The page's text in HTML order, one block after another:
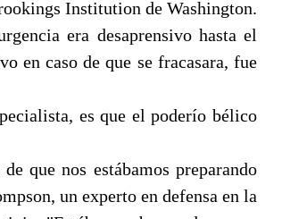
Institution de Washington.
era desaprensivo hasta el
en caso de que se fracasara, fue
es que el poderío bélico
que nos estábamos preparando
un experto en defensa en la